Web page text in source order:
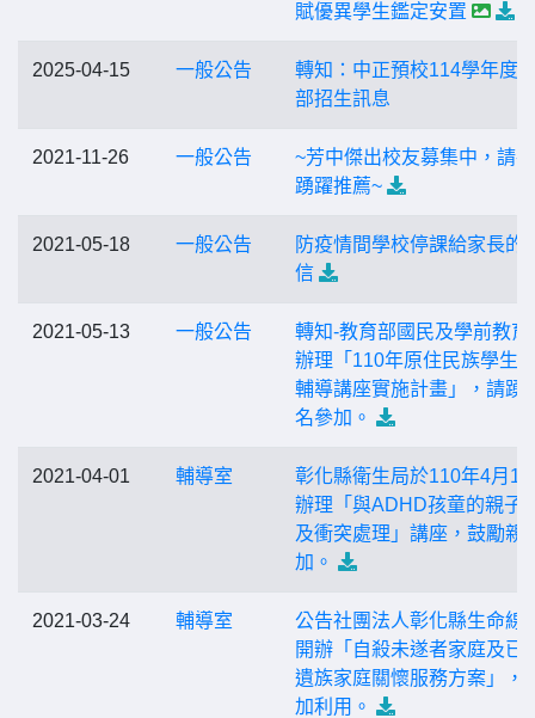
賦優異學生鑑定安置
2025-04-15 一般公告
轉知：中正預校114學年度
部招生訊息
2021-11-26 一般公告
~芳中傑出校友募集中，請
踴躍推薦~
2021-05-18 一般公告
防疫情間學校停課給家長的
信
2021-05-13 一般公告
轉知-教育部國民及學前教育
辦理「110年原住民族學生
輔導講座實施計畫」，請踴
名參加。
2021-04-01 輔導室
彰化縣衛生局於110年4月13
辦理「與ADHD孩童的親子
及衝突處理」講座，鼓勵親
加。
2021-03-24 輔導室
公告社團法人彰化縣生命線
開辦「自殺未遂者家庭及已
遺族家庭關懷服務方案」，
加利用。